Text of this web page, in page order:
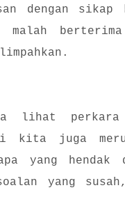
dengan
malah
lihat perkara
kita juga
yang hendak
soalan yang